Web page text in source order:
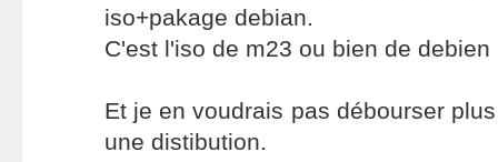
iso+pakage debian.
C'est l'iso de m23 ou bien de debien
Et je en voudrais pas débourser
une distibution.